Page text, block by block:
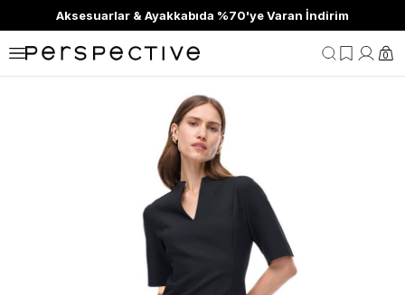
Aksesuarlar & Ayakkabıda %70'ye Varan İndirim
0